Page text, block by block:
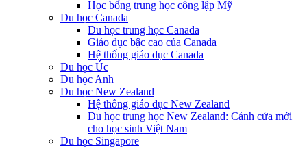
Học bổng trung học công lập Mỹ
Du học Canada
Du học trung học Canada
Giáo dục bậc cao của Canada
Hệ thống giáo dục Canada
Du học Úc
Du học Anh
Du học New Zealand
Hệ thống giáo dục New Zealand
Du học trung học New Zealand: Cánh cửa mới
cho học sinh Việt Nam
Du học Singapore